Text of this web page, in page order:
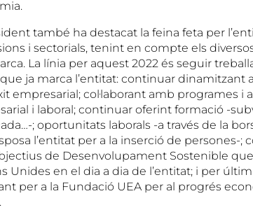
també ha destacat la feina feta per
i sectorials, tenint en compte els
La línia per aquest 2022 és seguir
ja marca l’entitat: continuar dinamitzant
empresarial; col·laborant amb programes i
i laboral; continuar oferint formació -
; oportunitats laborals -a través de la
l’entitat per a la inserció de persones-
de Desenvolupament Sostenible
Unides en el dia a dia de l’entitat; i per
per a la Fundació UEA per al progrés